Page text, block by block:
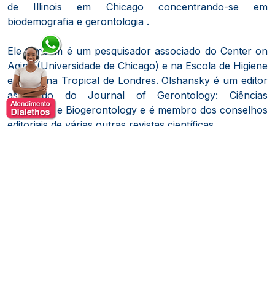
de Illinois em Chicago concentrando-se em
biodemografia e gerontologia .
Ele também é um pesquisador associado do Center on
Aging (Universidade de Chicago) e na Escola de Higiene
e Medicina Tropical de Londres. Olshansky é um editor
associado do Journal of Gerontology: Ciências
Biológicas e Biogerontology e é membro dos conselhos
editoriais de várias outras revistas científicas.